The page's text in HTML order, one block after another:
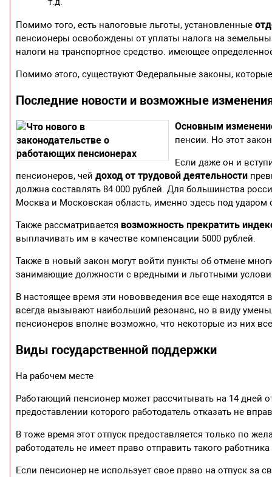
Помимо того, есть налоговые льготы, установленные
пенсионеры освобождены от уплаты налога на
налоги на транспортное средство. имеющее
Помимо этого, существуют Федеральные законы,
Последние новости и возможные
Основным
пенсии. Но этот
Если даже он и
пенсионеров, чейдоход от трудовой деятельности
должна составлять 84 000 рублей. Для большинства
Москва и Московская область, именно здесь под
Также рассматривается возможность прекратить
выплачивать им в качестве компенсации 5000 рублей.
Также в новый закон могут войти пункты об отмене
занимающие должности с вредными и льготными
В настоящее время эти нововведения все еще
всегда вызывают наибольший резонанс, но в виду
пенсионеров вполне возможно, что некоторые из них
Виды государственной поддержки
На рабочем месте
Работающий пенсионер может рассчитывать на 14 дней
предоставлении которого работодатель отказать не
В тоже время этот отпуск предоставляется только по
работодатель не имеет право отправить такого
Если пенсионер не использует свое право на отпуск за